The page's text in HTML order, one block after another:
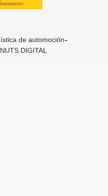
de automoción-